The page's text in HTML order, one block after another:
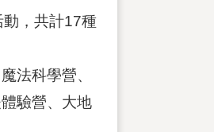
，共計17種
法科學營、
驗營、大地